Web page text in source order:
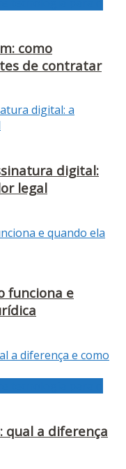
como
de contratar
digital:
legal
funciona e
qual a diferença